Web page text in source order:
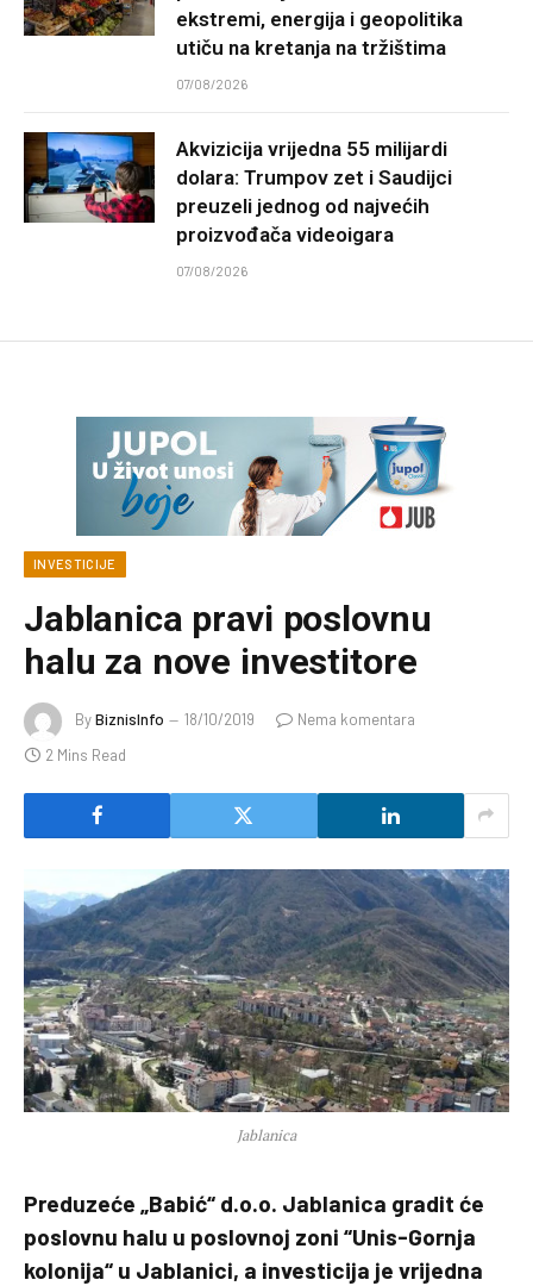
ekstremi, energija i geopolitika
utiču na kretanja na tržištima
07/08/2026
Akvizicija vrijedna 55 milijardi
dolara: Trumpov zet i Saudijci
preuzeli jednog od najvećih
proizvođača videoigara
07/08/2026
INVESTICIJE
Jablanica pravi poslovnu
halu za nove investitore
ByBiznisInfo 18/10/2019
Nema komentara
2 Mins Read
Jablanica
Preduzeće „Babić“ d.o.o. Jablanica gradit će
poslovnu halu u poslovnoj zoni “Unis-Gornja
kolonija“ u Jablanici, a investicija je vrijedna